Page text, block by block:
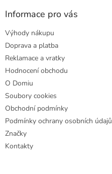
Informace pro vás
Výhody nákupu
Doprava a platba
Reklamace a vratky
Hodnocení obchodu
O Domiu
Soubory cookies
Obchodní podmínky
Podmínky ochrany osobních údajů
Značky
Kontakty